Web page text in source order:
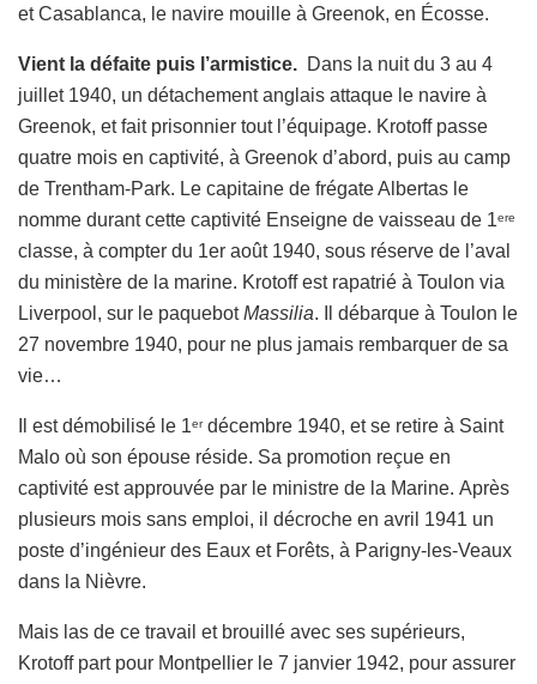
et Casablanca, le navire mouille à Greenok, en Écosse.
Vient la défaite puis l’armistice. Dans la nuit du 3 au 4
juillet 1940, un détachement anglais attaque le navire à
Greenok, et fait prisonnier tout l’équipage. Krotoff passe
quatre mois en captivité, à Greenok d’abord, puis au camp
de Trentham-Park. Le capitaine de frégate Albertas le
nomme durant cette captivité Enseigne de vaisseau de 1ere
classe, à compter du 1er août 1940, sous réserve de l’aval
du ministère de la marine. Krotoff est rapatrié à Toulon via
Liverpool, sur le paquebotMassilia. Il débarque à Toulon le
27 novembre 1940, pour ne plus jamais rembarquer de sa
vie…
Il est démobilisé le 1erdécembre 1940, et se retire à Saint
Malo où son épouse réside. Sa promotion reçue en
captivité est approuvée par le ministre de la Marine. Après
plusieurs mois sans emploi, il décroche en avril 1941 un
poste d’ingénieur des Eaux et Forêts, à Parigny-les-Veaux
dans la Nièvre.
Mais las de ce travail et brouillé avec ses supérieurs,
Krotoff part pour Montpellier le 7 janvier 1942, pour assurer